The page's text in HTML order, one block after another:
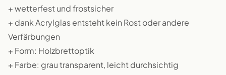
+ wetterfest und frostsicher
+ dank Acrylglas entsteht kein Rost oder andere
Verfärbungen
+ Form: Holzbrettoptik
+ Farbe: grau transparent, leicht durchsichtig